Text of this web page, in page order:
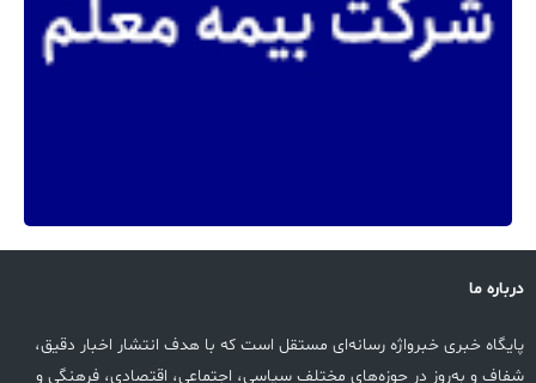
درباره ما
پایگاه خبری خبرواژه رسانه‌ای مستقل است که با هدف انتشار اخبار دقیق،
شفاف و به‌روز در حوزه‌های مختلف سیاسی، اجتماعی، اقتصادی، فرهنگی و